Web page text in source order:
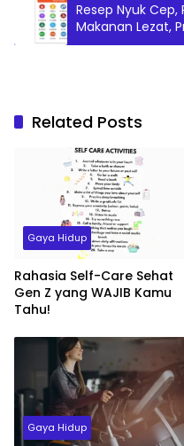
Resep Nyuk
Makanan Lezat,
Tanpa Ribet
Related Posts
Gaya Hidup
Rahasia Self-Care Sehat
Gen Z yang WAJIB Kamu
Tahu!
Gaya Hidup